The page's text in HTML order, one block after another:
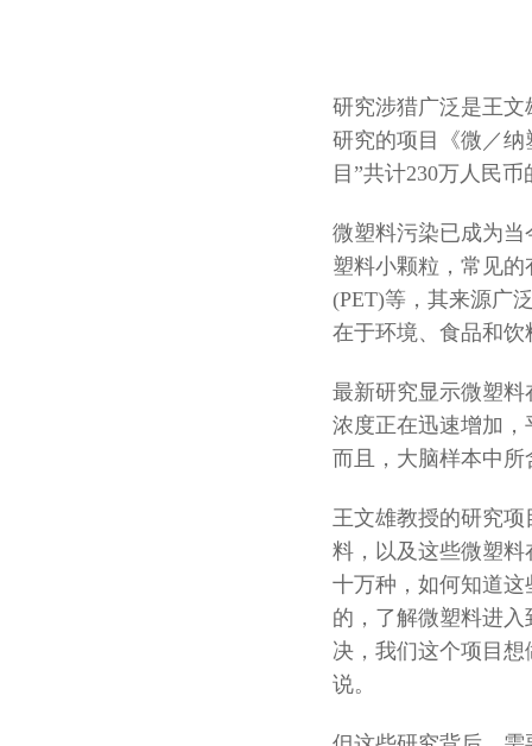
研究涉猎广泛是王
研究的项目《微／
目”共计230万人民
微塑料污染已成为
塑料小颗粒，常见的
(PET)等，其来源广
在于环境、食品和饮
最新研究显示微塑
浓度正在迅速增加，
而且，大脑样本中
王文雄教授的研究
料，以及这些微塑
十万种，如何知道
的，了解微塑料进
决，我们这个项目
说。